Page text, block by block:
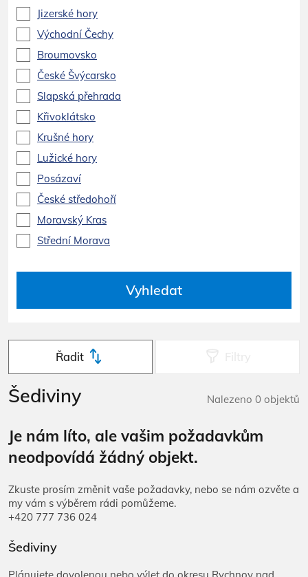
Řadit
Šediviny Nalezeno 0 objektů
Je nám líto, ale vašim požadavkům
neodpovídá žádný objekt.
Zkuste prosím změnit vaše požadavky, nebo se nám ozvěte a
my vám s výběrem rádi pomůžeme.
+420 777 736 024
Šediviny
Jizerské hory
Východní Čechy
Broumovsko
České Švýcarsko
Slapská přehrada
Křivoklátsko
Krušné hory
Lužické hory
Posázaví
České středohoří
Moravský Kras
Střední Morava
Vyhledat